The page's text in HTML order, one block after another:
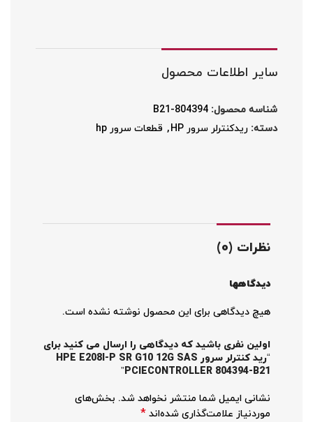
سایر اطلاعات محصول
شناسه محصول: 804394-B21
دسته: ریدکنترلر سرور HP , قطعات سرور hp
نظرات (0)
دیدگاهها
هیچ دیدگاهی برای این محصول نوشته نشده است.
اولین نفری باشید که دیدگاهی را ارسال می کنید برای
“رید کنترلر سرور HPE E208I-P SR G10 12G SAS
PCIECONTROLLER 804394-B21”
نشانی ایمیل شما منتشر نخواهد شد. بخش‌های
موردنیاز علامت‌گذاری شده‌اند *